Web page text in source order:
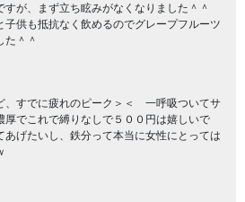
が、まず立ち眩みがなくなりました＾＾
供も抵抗なく飲めるのでグレープフルーツ
た＾＾
、すでに疲れのピーク＞＜ 一呼吸ついてサ
厚でこれで縛りなしで５００円は嬉しいで
げたいし、鉄分って本当に女性にとっては